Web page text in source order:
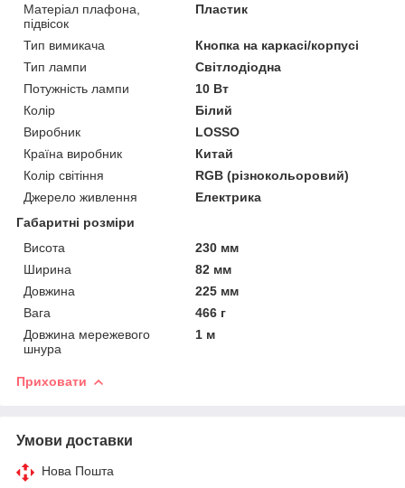
Матеріал плафона,
підвісок
Пластик
Тип вимикача
Кнопка на каркасі/корпусі
Тип лампи
Світлодіодна
Потужність лампи
10 Вт
Колір
Білий
Виробник
LOSSO
Країна виробник
Китай
Колір світіння
RGB (різнокольоровий)
Джерело живлення
Електрика
Габаритні розміри
Висота
230 мм
Ширина
82 мм
Довжина
225 мм
Вага
466 г
Довжина мережевого
шнура
1 м
Приховати
Умови доставки
Нова Пошта